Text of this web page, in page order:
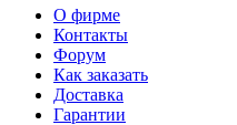
О фирме
Контакты
Форум
Как заказать
Доставка
Гарантии